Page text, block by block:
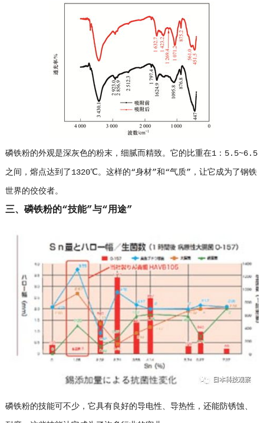
磷铁粉的外观是深灰色的粉末，细腻而精致。它的比重在1：5.5~6.5
之间，熔点达到了1320℃。这样的“身材”和“气质”，让它成为了钢铁
世界的佼佼者。
三、磷铁粉的“技能”与“用途”
磷铁粉的技能可不少，它具有良好的导电性、导热性，还能防锈蚀、